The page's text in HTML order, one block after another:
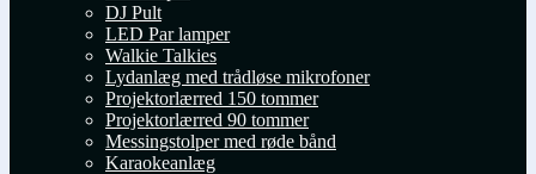
DJ Pult
LED Par lamper
Walkie Talkies
Lydanlæg med trådløse mikrofoner
Projektorlærred 150 tommer
Projektorlærred 90 tommer
Messingstolper med røde bånd
Karaokeanlæg